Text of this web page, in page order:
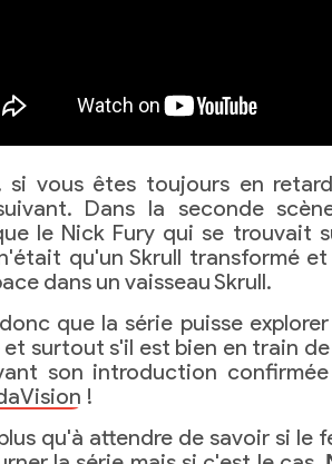
si vous êtes toujours en
Dans la seconde
le Nick Fury qui se trouvait
qu'un Skrull transformé
dans un vaisseau Skrull.
que la série puisse
et surtout s'il est bien en train
son introduction
!
qu'à attendre de savoir si le